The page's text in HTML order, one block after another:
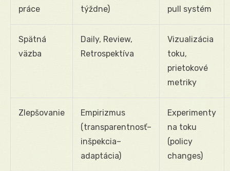
práce
týždne)
pull systém
Spätná
väzba
Daily, Review,
Retrospektíva
Vizualizácia
toku,
prietokové
metriky
Zlepšovanie
Empirizmus
(transparentnosť–
inšpekcia–
adaptácia)
Experimenty
na toku
(policy
changes)